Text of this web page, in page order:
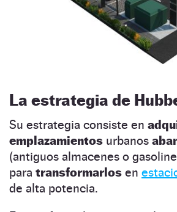
La estrategia de
Su estrategia consiste en
emplazamientos urbanos
(antiguos almacenes o
para transformarlos en
de alta potencia.